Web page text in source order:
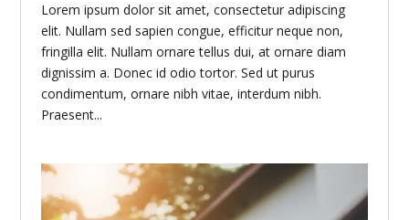
Lorem ipsum dolor sit amet, consectetur adipiscing
elit. Nullam sed sapien congue, efficitur neque non,
fringilla elit. Nullam ornare tellus dui, at ornare diam
dignissim a. Donec id odio tortor. Sed ut purus
condimentum, ornare nibh vitae, interdum nibh.
Praesent...